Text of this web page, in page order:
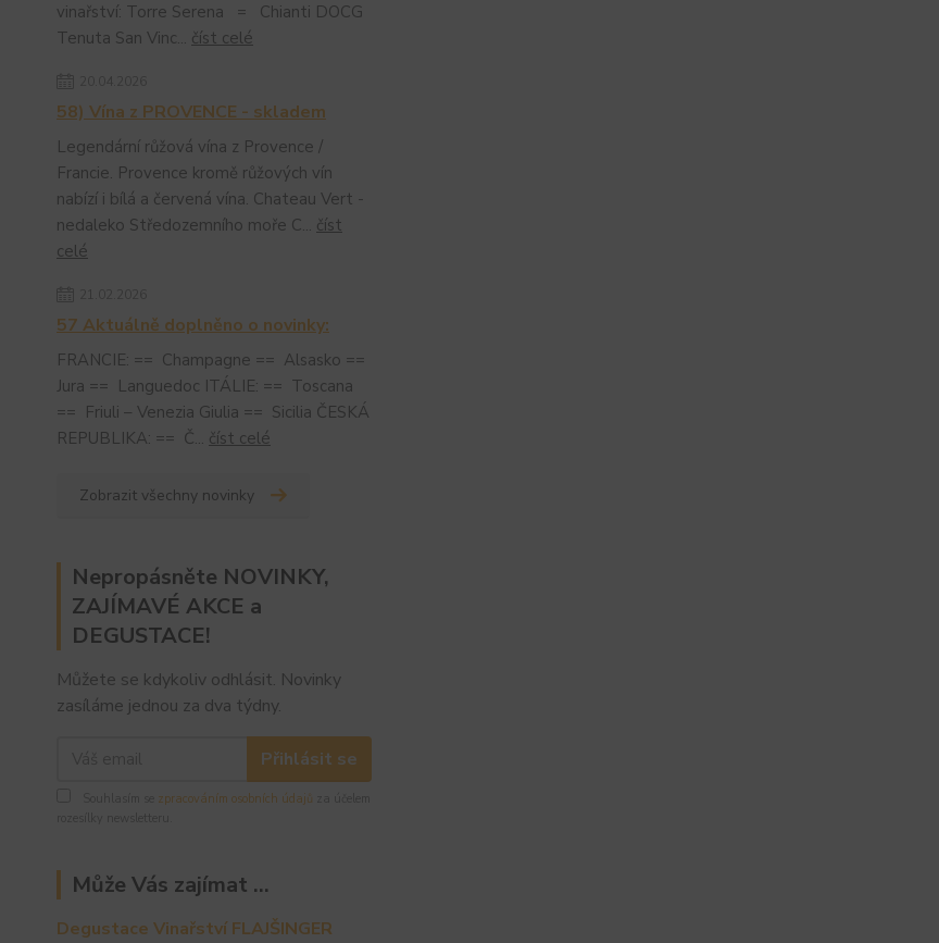
vinařství: Torre Serena = Chianti DOCG
Tenuta San Vinc... číst celé
58) Vína z PROVENCE - skladem
Legendární růžová vína z Provence /
Francie. Provence kromě růžových vín
nabízí i bílá a červená vína. Chateau Vert -
nedaleko Středozemního moře C... číst
celé
57 Aktuálně doplněno o novinky:
FRANCIE: == Champagne == Alsasko ==
Jura == Languedoc ITÁLIE: == Toscana
== Friuli – Venezia Giulia == Sicilia ČESKÁ
REPUBLIKA: == Č... číst celé
Zobrazit všechny novinky
Nepropásněte NOVINKY,
ZAJÍMAVÉ AKCE a
DEGUSTACE!
Můžete se kdykoliv odhlásit. Novinky
zasíláme jednou za dva týdny.
Přihlásit se
zpracováním osobních údajů
Může Vás zajímat ...
Degustace Vinařství FLAJŠINGER